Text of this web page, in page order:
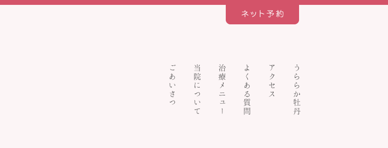
ごあいさつ 当院について 治療メニュー よくある質問 アクセス うららか牡丹